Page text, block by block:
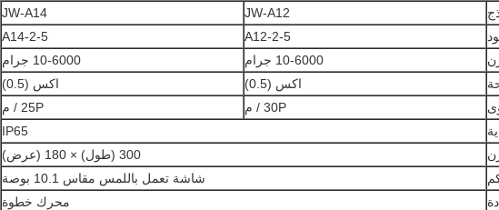
JW-A12
JW-A14
A12-2-5
A14-2-5
10-6000 جرام
10-6000 جرام
اكس (0.5)
اكس (0.5)
30P / م
25P / م
IP65
300 (طول) × 180 (عرض)
شاشة تعمل باللمس مقاس 10.1 بوصة
محرك خطوة